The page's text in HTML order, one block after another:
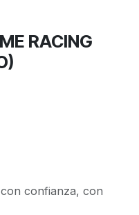
RACING
con confianza, con